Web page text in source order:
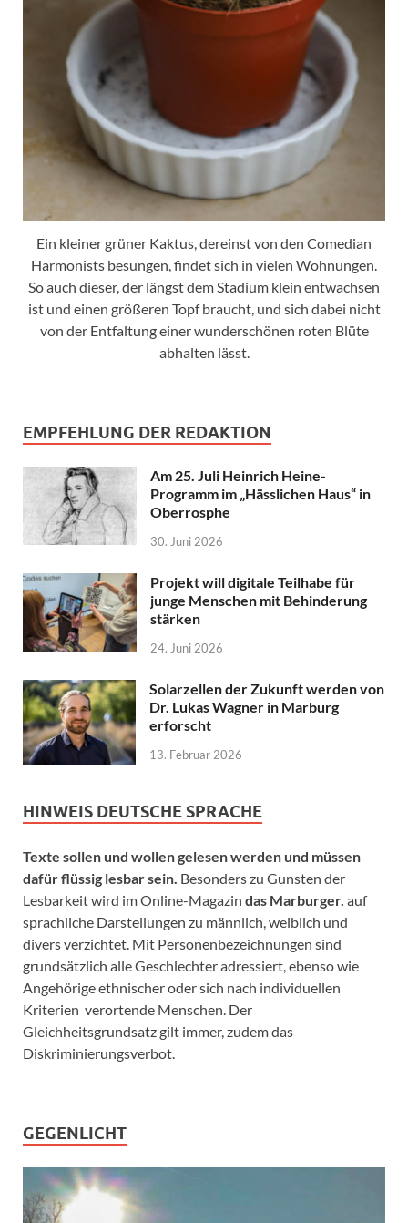
Ein kleiner grüner Kaktus, dereinst von den Comedian
Harmonists besungen, findet sich in vielen Wohnungen.
So auch dieser, der längst dem Stadium klein entwachsen
ist und einen größeren Topf braucht, und sich dabei nicht
von der Entfaltung einer wunderschönen roten Blüte
abhalten lässt.
EMPFEHLUNG DER REDAKTION
Am 25. Juli Heinrich Heine-
Programm im „Hässlichen Haus“ in
Oberrosphe
30. Juni 2026
Projekt will digitale Teilhabe für
junge Menschen mit Behinderung
stärken
24. Juni 2026
Solarzellen der Zukunft werden von
Dr. Lukas Wagner in Marburg
erforscht
13. Februar 2026
HINWEIS DEUTSCHE SPRACHE
Texte sollen und wollen gelesen werden und müssen
dafür flüssig lesbar sein. Besonders zu Gunsten der
Lesbarkeit wird im Online-Magazin das Marburger. auf
sprachliche Darstellungen zu männlich, weiblich und
divers verzichtet. Mit Personenbezeichnungen sind
grundsätzlich alle Geschlechter adressiert, ebenso wie
Angehörige ethnischer oder sich nach individuellen
Kriterien verortende Menschen. Der
Gleichheitsgrundsatz gilt immer, zudem das
Diskriminierungsverbot.
GEGENLICHT